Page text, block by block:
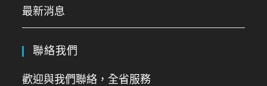
最新消息
聯絡我們
歡迎與我們聯絡，全省服務